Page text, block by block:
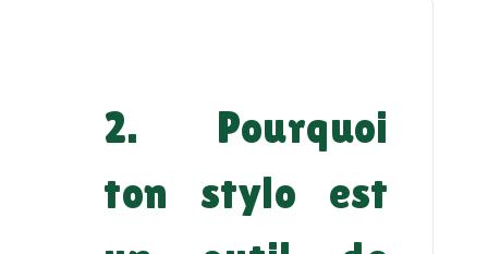
2. Pourquoi
ton stylo est